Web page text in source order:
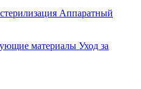
Аппаратный
материалы Уход за